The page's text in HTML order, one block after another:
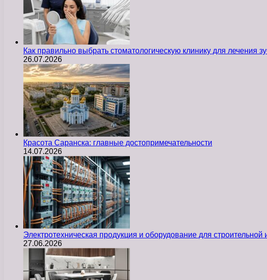
Как правильно выбрать стоматологическую клинику для лечения
26.07.2026
Красота Саранска: главные достопримечательности
14.07.2026
Электротехническая продукция и оборудование для
27.06.2026